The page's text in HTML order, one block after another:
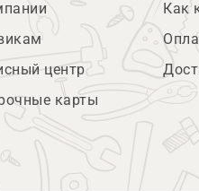
центр
карты
Как